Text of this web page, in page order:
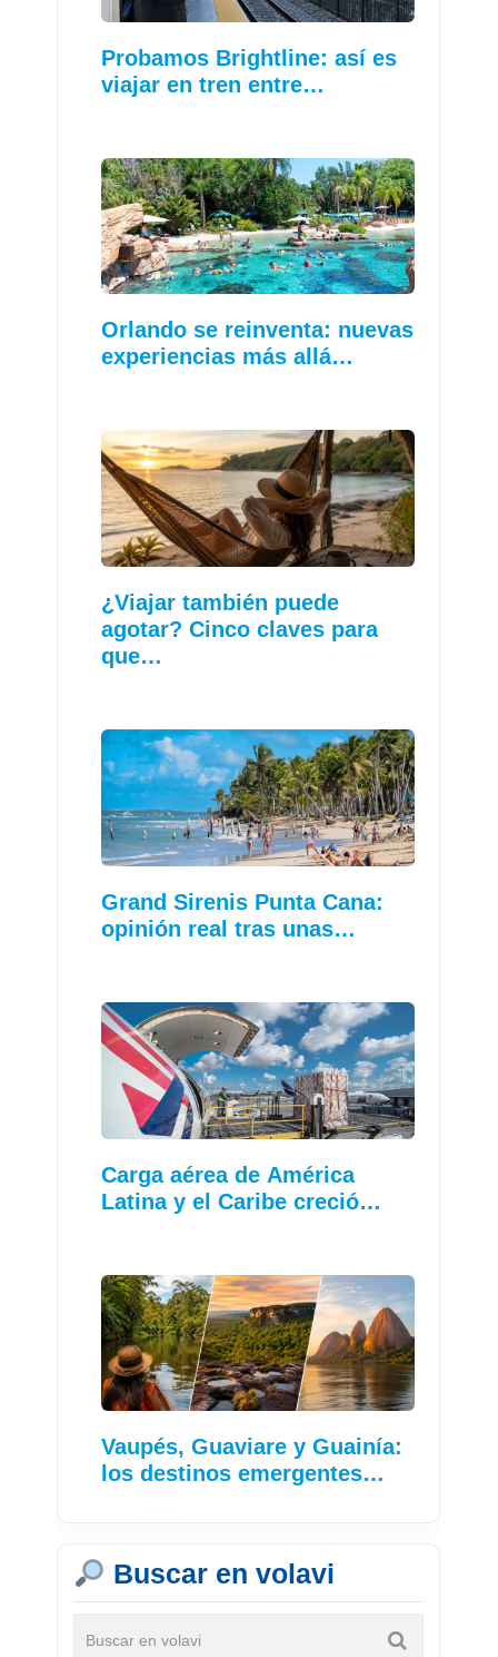
Probamos Brightline: así es
viajar en tren entre…
Orlando se reinventa: nuevas
experiencias más allá…
¿Viajar también puede
agotar? Cinco claves para
que…
Grand Sirenis Punta Cana:
opinión real tras unas…
Carga aérea de América
Latina y el Caribe creció…
Vaupés, Guaviare y Guainía:
los destinos emergentes…
Buscar en volavi